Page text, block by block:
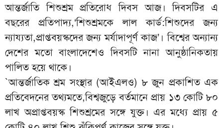
আন্তর্জাতি শিশুশ্রম প্রতিরোধ দিবস আজ। দিবসটির এ
বছরের প্রতিপাদ্য,‘শিশুশ্রমকে লাল কার্ড:শিশুদের জন্য
ন্যায্যতা,প্রাপ্তবয়স্কদের জন্য মর্যাদাপূর্ণ কাজ’। বিশ্বের অন্যান্য
দেশের মতো বাংলাদেশেও দিবসটি নানা আনুষ্ঠানিকতায়
পালিত হয়ে থাকে।
`আন্তর্জাতিক শ্রম সংস্থার (আইএলও) ৮ জুন প্রকাশিত এক
প্রতিবেদনের তথ্যমতে,বিশ্বজুড়ে বর্তমানে প্রায় ১৩ কোটি ৮০
লাখ অপ্রাপ্তবয়স্ক শিশুশ্রমের সঙ্গে যুক্ত। এর মধ্যে প্রায় ৫